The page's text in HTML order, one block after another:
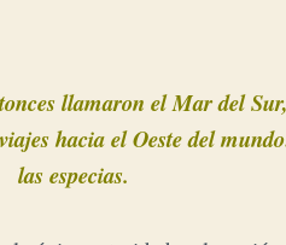
llamaron el Mar del
hacia el Oeste del
lasespecias.